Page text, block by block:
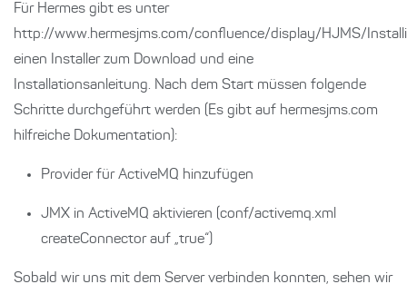
Für Hermes gibt es unter
http://www.hermesjms.com/confluence/display/HJMS/
einen Installer zum Download und eine
Installationsanleitung. Nach dem Start müssen folgende
Schritte durchgeführt werden (Es gibt auf hermesjms.com
hilfreiche Dokumentation):
Provider für ActiveMQ hinzufügen
JMX in ActiveMQ aktivieren (conf/activemq.xml
createConnector auf „true“)
Sobald wir uns mit dem Server verbinden konnten, sehen wir